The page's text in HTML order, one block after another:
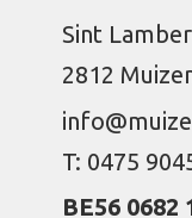
Sint
2812
T: 0475
BE56 0682